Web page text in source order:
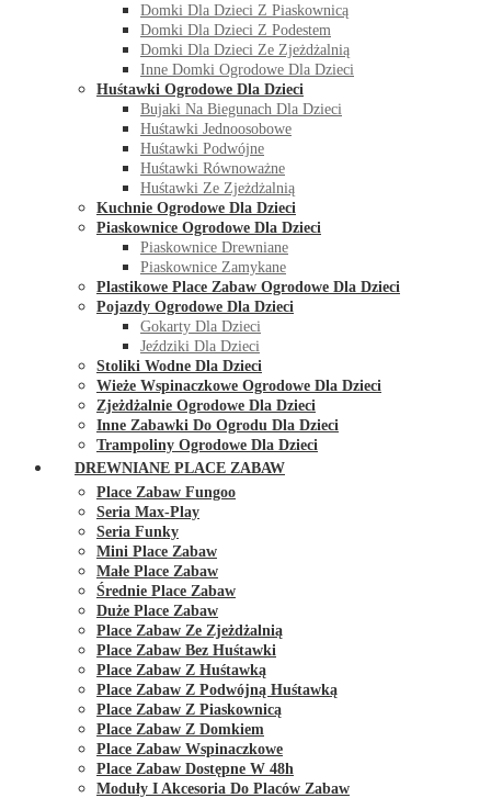
Domki Dla Dzieci Z Piaskownicą
Domki Dla Dzieci Z Podestem
Domki Dla Dzieci Ze Zjeżdżalnią
Inne Domki Ogrodowe Dla Dzieci
Huśtawki Ogrodowe Dla Dzieci
Bujaki Na Biegunach Dla Dzieci
Huśtawki Jednoosobowe
Huśtawki Podwójne
Huśtawki Równoważne
Huśtawki Ze Zjeżdżalnią
Kuchnie Ogrodowe Dla Dzieci
Piaskownice Ogrodowe Dla Dzieci
Piaskownice Drewniane
Piaskownice Zamykane
Plastikowe Place Zabaw Ogrodowe Dla Dzieci
Pojazdy Ogrodowe Dla Dzieci
Gokarty Dla Dzieci
Jeździki Dla Dzieci
Stoliki Wodne Dla Dzieci
Wieże Wspinaczkowe Ogrodowe Dla Dzieci
Zjeżdżalnie Ogrodowe Dla Dzieci
Inne Zabawki Do Ogrodu Dla Dzieci
Trampoliny Ogrodowe Dla Dzieci
DREWNIANE PLACE ZABAW
Place Zabaw Fungoo
Seria Max-Play
Seria Funky
Mini Place Zabaw
Małe Place Zabaw
Średnie Place Zabaw
Duże Place Zabaw
Place Zabaw Ze Zjeżdżalnią
Place Zabaw Bez Huśtawki
Place Zabaw Z Huśtawką
Place Zabaw Z Podwójną Huśtawką
Place Zabaw Z Piaskownicą
Place Zabaw Z Domkiem
Place Zabaw Wspinaczkowe
Place Zabaw Dostępne W 48h
Moduły I Akcesoria Do Placów Zabaw